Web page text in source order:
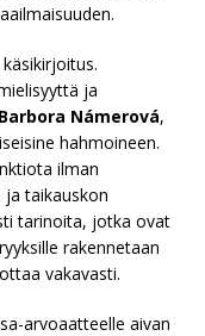
ja
Barbora Námerová,
hahmoineen.
ilman
ja taikauskon
tarinoita, jotka ovat
rakennetaan
vakavasti.
arvoaatteelle aivan